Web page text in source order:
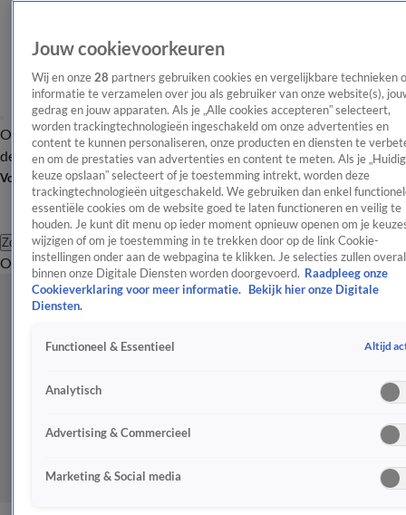
OverzichtAfleveringen Entertainment TV Algemeen
Tip
de redactieNieuwsbrief
Volg Shownieuws
Zoeken
OverzichtEntertainmentSpraakmakendRealityCrimeVideo's
Jouw cookievoorkeuren
Wij en onze 28 partners gebruiken cookies en vergelijkbare technieken
informatie te verzamelen over jou als gebruiker van onze website(s),
gedrag en jouw apparaten. Als je „Alle cookies accepteren” selecteert,
worden trackingtechnologieën ingeschakeld om onze advertenties en
content te kunnen personaliseren, onze producten en diensten te
en om de prestaties van advertenties en content te meten. Als je
keuze opslaan” selecteert of je toestemming intrekt, worden deze
trackingtechnologieën uitgeschakeld. We gebruiken dan enkel
essentiële cookies om de website goed te laten functioneren en veilig te
houden. Je kunt dit menu op ieder moment opnieuw openen om je
wijzigen of om je toestemming in te trekken door op de link Cookie-
instellingen onder aan de webpagina te klikken. Je selecties zullen overal
binnen onze Digitale Diensten worden doorgevoerd. Raadpleeg onze
Cookieverklaring voor meer informatie.
Bekijk hier onze Digitale
Diensten.
Functioneel & Essentieel Altijd
Analytisch
Advertising & Commercieel
Marketing & Social media